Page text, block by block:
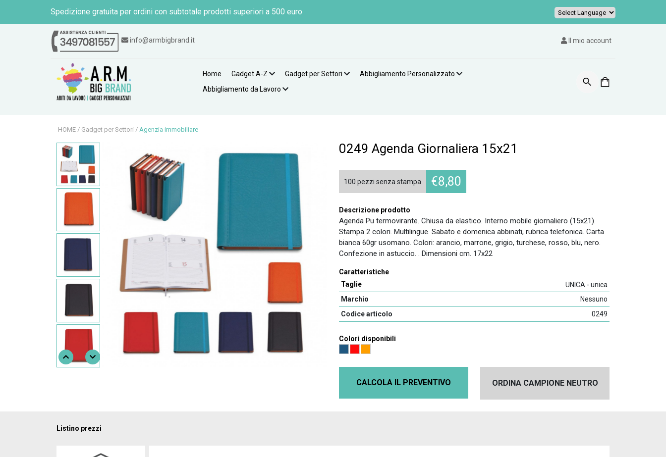
Spedizione gratuita per ordini con subtotale prodotti superiori a 500 euro
Powered by
info@armbigbrand.it Il mio account
Home Gadget A-Z Gadget per Settori
Abbigliamento Personalizzato
Abbigliamento da Lavoro
HOME / Gadget per Settori / Agenzia immobiliare
0249 Agenda Giornaliera 15x21
100 pezzi senza stampa €8,80
Descrizione prodotto
Agenda Pu termovirante. Chiusa da elastico. Interno mobile giornaliero (15x21).
Stampa 2 colori. Multilingue. Sabato e domenica abbinati, rubrica telefonica. Carta
bianca 60gr usomano. Colori: arancio, marrone, grigio, turchese, rosso, blu, nero.
Confezione in astuccio. . Dimensioni cm. 17x22
Caratteristiche
Taglie
UNICA - unica
Marchio
Nessuno
Codice articolo
0249
Colori disponibili
CALCOLA IL PREVENTIVO ORDINA CAMPIONE NEUTRO
Listino prezzi